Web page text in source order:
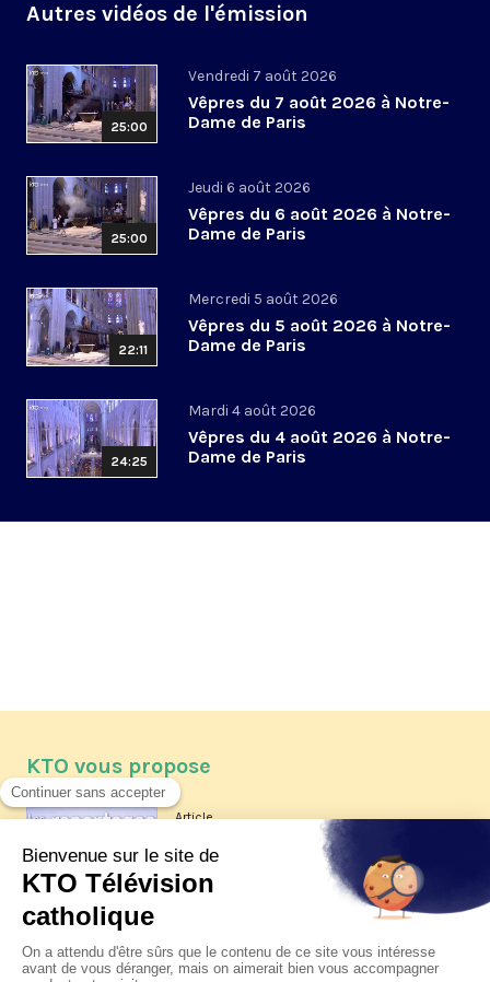
Autres vidéos de l'émission
25:00
Vendredi 7 août 2026
Vêpres du 7 août 2026 à Notre-
Dame de Paris
25:00
Jeudi 6 août 2026
Vêpres du 6 août 2026 à Notre-
Dame de Paris
22:11
Mercredi 5 août 2026
Vêpres du 5 août 2026 à Notre-
Dame de Paris
24:25
Mardi 4 août 2026
Vêpres du 4 août 2026 à Notre-
Dame de Paris
KTO vous propose
Article
Les reportages d'été 2026 de KTO
La visite pastorale du pape Léon
XIV à Assise à suivre sur KTO le
jeudi 6 août